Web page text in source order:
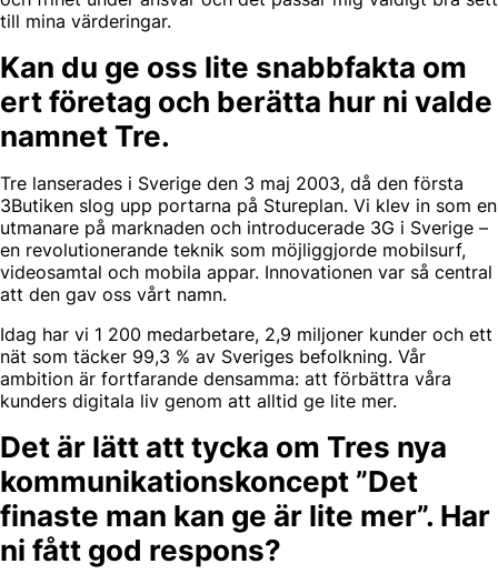
till mina värderingar.
Kan du ge oss lite snabbfakta om
ert företag och berätta hur ni valde
namnet Tre.
Tre lanserades i Sverige den 3 maj 2003, då den första
3Butiken slog upp portarna på Stureplan. Vi klev in som en
utmanare på marknaden och introducerade 3G i Sverige –
en revolutionerande teknik som möjliggjorde mobilsurf,
videosamtal och mobila appar. Innovationen var så central
att den gav oss vårt namn.
Idag har vi 1 200 medarbetare, 2,9 miljoner kunder och ett
nät som täcker 99,3 % av Sveriges befolkning. Vår
ambition är fortfarande densamma: att förbättra våra
kunders digitala liv genom att alltid ge lite mer.
Det är lätt att tycka om Tres nya
kommunikationskoncept ”Det
finaste man kan ge är lite mer”. Har
ni fått god respons?